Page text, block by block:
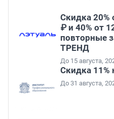
Скидка 20%
₽ и 40% от
повторные
ТРЕНД
До 15 августа,
Скидка 11%
До 31 августа,